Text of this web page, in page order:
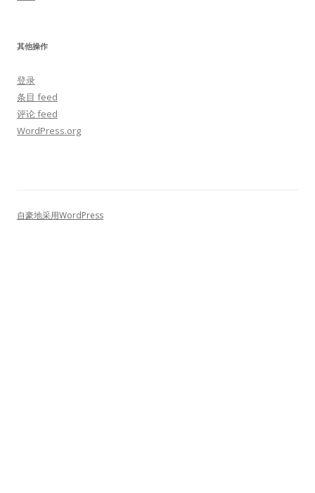
其他操作
登录
条目 feed
评论 feed
WordPress.org
自豪地采用WordPress